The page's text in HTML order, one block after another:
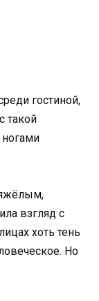
гостиной,
такой
взгляд с
хоть тень
Но